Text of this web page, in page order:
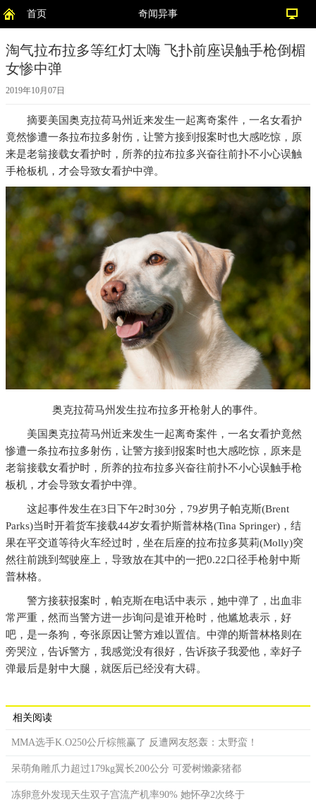
首页 奇闻异事
淘气拉布拉多等红灯太嗨 飞扑前座误触手枪倒楣
女惨中弹
2019年10月07日
摘要美国奥克拉荷马州近来发生一起离奇案件，一名女看护
竟然惨遭一条拉布拉多射伤，让警方接到报案时也大感吃惊，原
来是老翁接载女看护时，所养的拉布拉多兴奋往前扑不小心误触
手枪板机，才会导致女看护中弹。
奥克拉荷马州发生拉布拉多开枪射人的事件。
美国奥克拉荷马州近来发生一起离奇案件，一名女看护竟然
惨遭一条拉布拉多射伤，让警方接到报案时也大感吃惊，原来是
老翁接载女看护时，所养的拉布拉多兴奋往前扑不小心误触手枪
板机，才会导致女看护中弹。
这起事件发生在3日下午2时30分，79岁男子帕克斯(Brent
Parks)当时开着货车接载44岁女看护斯普林格(Tina Springer)，结
果在平交道等待火车经过时，坐在后座的拉布拉多莫莉(Molly)突
然往前跳到驾驶座上，导致放在其中的一把0.22口径手枪射中斯
普林格。
警方接获报案时，帕克斯在电话中表示，她中弹了，出血非
常严重，然而当警方进一步询问是谁开枪时，他尴尬表示，好
吧，是一条狗，夸张原因让警方难以置信。中弹的斯普林格则在
旁哭泣，告诉警方，我感觉没有很好，告诉孩子我爱他，幸好子
弹最后是射中大腿，就医后已经没有大碍。
相关阅读
MMA选手K.O250公斤棕熊赢了 反遭网友怒轰：太野蛮！
呆萌角雕爪力超过179kg翼长200公分 可爱树懒豪猪都
冻卵意外发现天生双子宫流产机率90% 她怀孕2次终于